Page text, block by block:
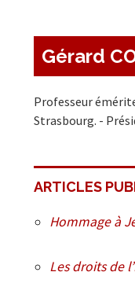
Gérard
Professeur
Strasbourg. -
ARTICLES
Hommage à
Les droits de